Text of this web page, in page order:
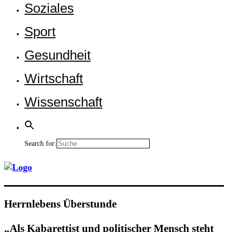
Sozia­les
Sport
Gesund­heit
Wirt­schaft
Wis­sen­schaft
Search for:
Herrn­le­bens Überstunde
„Als Kaba­ret­tist und poli­ti­scher Mensch steht